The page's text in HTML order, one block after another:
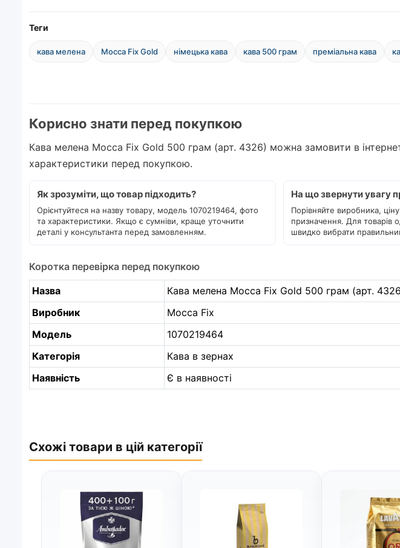
Теги
кава мелена Mocca Fix Gold німецька кава кава 500 грам преміальна кава
Корисно знати перед покупкою
Кава мелена Mocca Fix Gold 500 грам (арт. 4326) можна замовити в
характеристики перед покупкою.
Як зрозуміти, що товар підходить?
Орієнтуйтеся на назву товару, модель 1070219464, фото
та характеристики. Якщо є сумніви, краще уточнити
деталі у консультанта перед замовленням.
На що звернути увагу
Порівняйте виробника,
призначення. Для товарів
швидко вибрати
Коротка перевірка перед покупкою
Назва
Кава мелена Mocca Fix Gold 500 грам (арт.
Виробник
Mocca Fix
Модель
1070219464
Категорія
Кава в зернах
Наявність
Є в наявності
Схожі товари в цій категорії